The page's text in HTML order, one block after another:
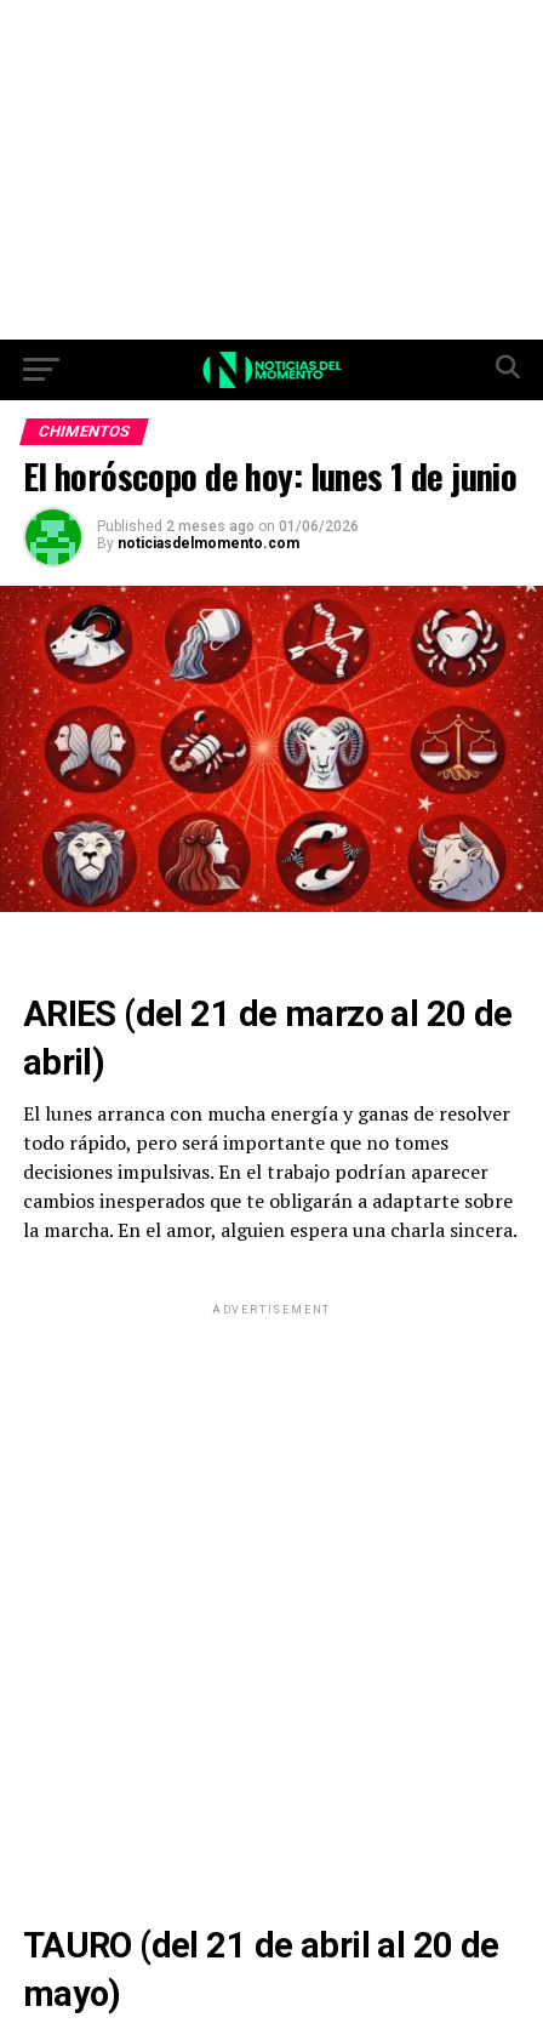
CHIMENTOS
El horóscopo de hoy: lunes 1 de junio
Published 2 meses ago on 01/06/2026
By noticiasdelmomento.com
ARIES (del 21 de marzo al 20 de
abril)
El lunes arranca con mucha energía y ganas de resolver
todo rápido, pero será importante que no tomes
decisiones impulsivas. En el trabajo podrían aparecer
cambios inesperados que te obligarán a adaptarte sobre
la marcha. En el amor, alguien espera una charla sincera.
ADVERTISEMENT
TAURO (del 21 de abril al 20 de
mayo)